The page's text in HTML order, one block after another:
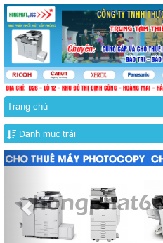
Trang chủ
Danh mục trái
Previous